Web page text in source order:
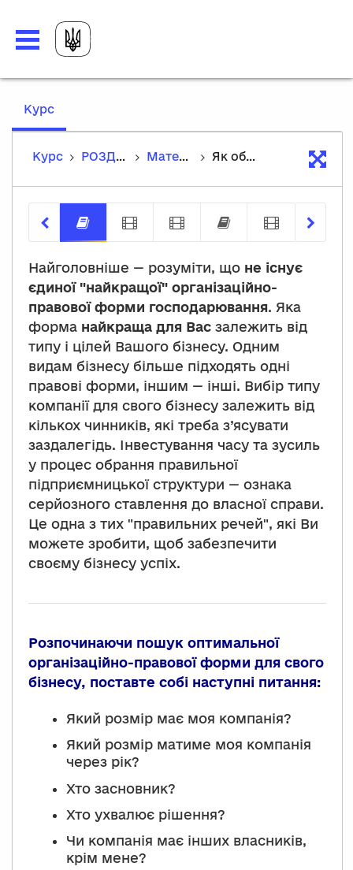
Курс,
Курс
РОЗДІЛ 2: Типи компаній і їх реєстрація Матеріали теми Як обрати правильний тип компанії для власної справи?
Як обрати правильний тип
Різні типи бізнесу
Як започаткувати
Як
Найголовніше — розуміти, що не існує
єдиної "найкращої" організаційно-
правової форми господарювання. Яка
форма найкраща для Вас залежить від
типу і цілей Вашого бізнесу. Одним
видам бізнесу більше підходять одні
правові форми, іншим — інші. Вибір типу
компанії для свого бізнесу залежить від
кількох чинників, які треба з’ясувати
заздалегідь. Інвестування часу та зусиль
у процес обрання правильної
підприємницької структури — ознака
серйозного ставлення до власної справи.
Це одна з тих "правильних речей", які Ви
можете зробити, щоб забезпечити
своєму бізнесу успіх.
Розпочинаючи пошук оптимальної
організаційно-правової форми для свого
бізнесу, поставте собі наступні питання:
Який розмір має моя компанія?
Який розмір матиме моя компанія
через рік?
Хто засновник?
Хто ухвалює рішення?
Чи компанія має інших власників,
крім мене?